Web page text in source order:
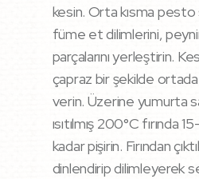
kesin. Orta kısma
füme et dilimlerini,
parçalarını yerleştirin.
çapraz bir şekilde
verin. Üzerine yumurta
ısıtılmış 200°C fırında
kadar pişirin. Fırından
dinlendirip dilimleyerek